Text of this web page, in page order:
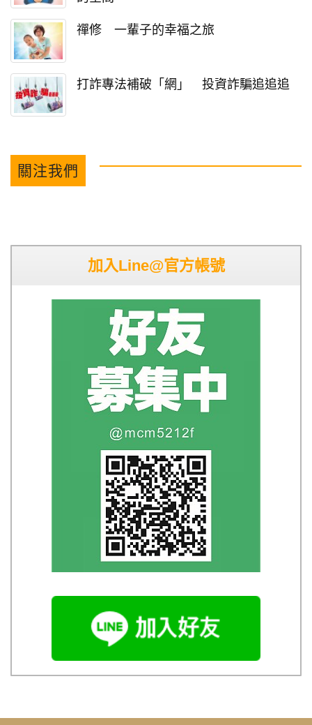
禪修 一輩子的幸福之旅
打詐專法補破「網」 投資詐騙追追追
關注我們
加入Line@官方帳號